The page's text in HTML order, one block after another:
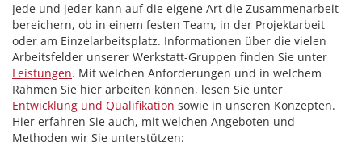
Jede und jeder kann auf die eigene Art die Zusammenarbeit
bereichern, ob in einem festen Team, in der Projektarbeit
oder am Einzelarbeitsplatz. Informationen über die vielen
Arbeitsfelder unserer Werkstatt-Gruppen finden Sie unter
Leistungen. Mit welchen Anforderungen und in welchem
Rahmen Sie hier arbeiten können, lesen Sie unter
Entwicklung und Qualifikation sowie in unseren Konzepten.
Hier erfahren Sie auch, mit welchen Angeboten und
Methoden wir Sie unterstützen: